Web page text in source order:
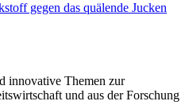
gegen das quälende Jucken
innovative Themen zur
und aus der Forschung